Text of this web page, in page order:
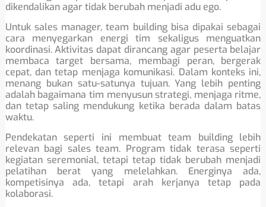
dikendalikan agar tidak berubah menjadi adu ego.
Untuk sales manager, team building bisa dipakai sebagai
cara menyegarkan energi tim sekaligus menguatkan
koordinasi. Aktivitas dapat dirancang agar peserta belajar
membaca target bersama, membagi peran, bergerak
cepat, dan tetap menjaga komunikasi. Dalam konteks ini,
menang bukan satu-satunya tujuan. Yang lebih penting
adalah bagaimana tim menyusun strategi, menjaga ritme,
dan tetap saling mendukung ketika berada dalam batas
waktu.
Pendekatan seperti ini membuat team building lebih
relevan bagi sales team. Program tidak terasa seperti
kegiatan seremonial, tetapi tetap tidak berubah menjadi
pelatihan berat yang melelahkan. Energinya ada,
kompetisinya ada, tetapi arah kerjanya tetap pada
kolaborasi.